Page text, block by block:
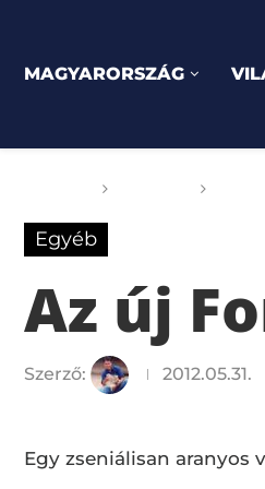
MAGYARORSZÁG
Egyéb
Az új
Szerző: 2012.05.31.
Egy zseniálisan aranyos